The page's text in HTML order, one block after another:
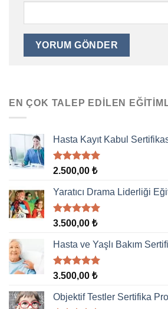
EN ÇOK TALEP EDILEN
Hasta Kayıt Kabul
5 üzerinden
aldı
2.500,00 ₺
Yaratıcı Drama Liderliği
5 üzerinden
aldı
3.500,00 ₺
Hasta ve Yaşlı Bakım
5 üzerinden
aldı
3.500,00 ₺
Objektif Testler Sertifika